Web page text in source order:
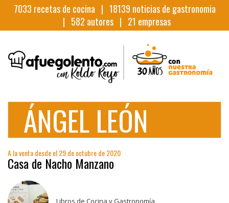
7033 recetas de cocina | 18139 noticias de gastronomia
| 582 autores | 21 empresas
ÁNGEL LEÓN
A la venta desde el 29 de octubre de 2020
Casa de Nacho Manzano
Libros de Cocina y Gastronomía